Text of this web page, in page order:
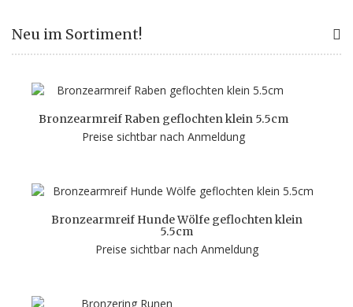
Neu im Sortiment!
Bronzearmreif Raben geflochten klein 5.5cm
Preise sichtbar nach Anmeldung
Bronzearmreif Hunde Wölfe geflochten klein
5.5cm
Preise sichtbar nach Anmeldung